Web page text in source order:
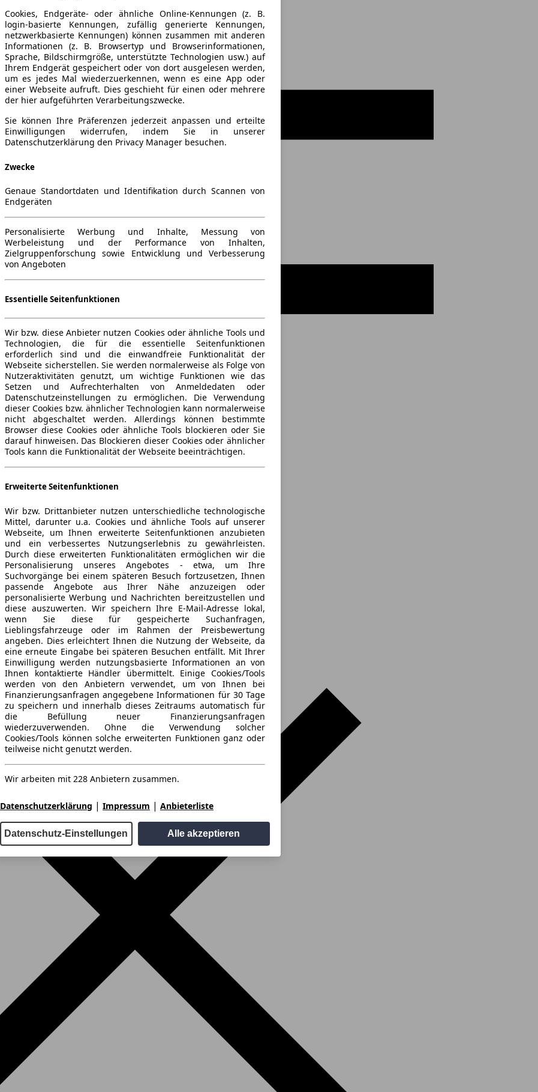
Cookies, Endgeräte- oder ähnliche Online-Kennungen (z. B.
login-basierte Kennungen, zufällig generierte Kennungen,
netzwerkbasierte Kennungen) können zusammen mit anderen
Informationen (z. B. Browsertyp und Browserinformationen,
Sprache, Bildschirmgröße, unterstützte Technologien usw.) auf
Ihrem Endgerät gespeichert oder von dort ausgelesen werden,
um es jedes Mal wiederzuerkennen, wenn es eine App oder
einer Webseite aufruft. Dies geschieht für einen oder mehrere
der hier aufgeführten Verarbeitungszwecke.
Sie können Ihre Präferenzen jederzeit anpassen und erteilte
Einwilligungen widerrufen, indem Sie in unserer
Datenschutzerklärung den Privacy Manager besuchen.
Zwecke
Genaue Standortdaten und Identifikation durch Scannen von
Endgeräten
Personalisierte Werbung und Inhalte, Messung von
Werbeleistung und der Performance von Inhalten,
Zielgruppenforschung sowie Entwicklung und Verbesserung
von Angeboten
Essentielle Seitenfunktionen
Wir bzw. diese Anbieter nutzen Cookies oder ähnliche Tools und
Technologien, die für die essentielle Seitenfunktionen
erforderlich sind und die einwandfreie Funktionalität der
Webseite sicherstellen. Sie werden normalerweise als Folge von
Nutzeraktivitäten genutzt, um wichtige Funktionen wie das
Setzen und Aufrechterhalten von Anmeldedaten oder
Datenschutzeinstellungen zu ermöglichen. Die Verwendung
dieser Cookies bzw. ähnlicher Technologien kann normalerweise
nicht abgeschaltet werden. Allerdings können bestimmte
Browser diese Cookies oder ähnliche Tools blockieren oder Sie
darauf hinweisen. Das Blockieren dieser Cookies oder ähnlicher
Tools kann die Funktionalität der Webseite beeinträchtigen.
Erweiterte Seitenfunktionen
Wir bzw. Drittanbieter nutzen unterschiedliche technologische
Mittel, darunter u.a. Cookies und ähnliche Tools auf unserer
Webseite, um Ihnen erweiterte Seitenfunktionen anzubieten
und ein verbessertes Nutzungserlebnis zu gewährleisten.
Durch diese erweiterten Funktionalitäten ermöglichen wir die
Personalisierung unseres Angebotes - etwa, um Ihre
Suchvorgänge bei einem späteren Besuch fortzusetzen, Ihnen
passende Angebote aus Ihrer Nähe anzuzeigen oder
personalisierte Werbung und Nachrichten bereitzustellen und
diese auszuwerten. Wir speichern Ihre E-Mail-Adresse lokal,
wenn Sie diese für gespeicherte Suchanfragen,
Lieblingsfahrzeuge oder im Rahmen der Preisbewertung
angeben. Dies erleichtert Ihnen die Nutzung der Webseite, da
eine erneute Eingabe bei späteren Besuchen entfällt. Mit Ihrer
Einwilligung werden nutzungsbasierte Informationen an von
Ihnen kontaktierte Händler übermittelt. Einige Cookies/Tools
werden von den Anbietern verwendet, um von Ihnen bei
Finanzierungsanfragen angegebene Informationen für 30 Tage
zu speichern und innerhalb dieses Zeitraums automatisch für
die Befüllung neuer Finanzierungsanfragen
wiederzuverwenden. Ohne die Verwendung solcher
Cookies/Tools können solche erweiterten Funktionen ganz oder
teilweise nicht genutzt werden.
Wir arbeiten mit 228 Anbietern zusammen.
Datenschutzerklärung | Impressum | Anbieterliste
Datenschutz-Einstellungen Alle akzeptieren